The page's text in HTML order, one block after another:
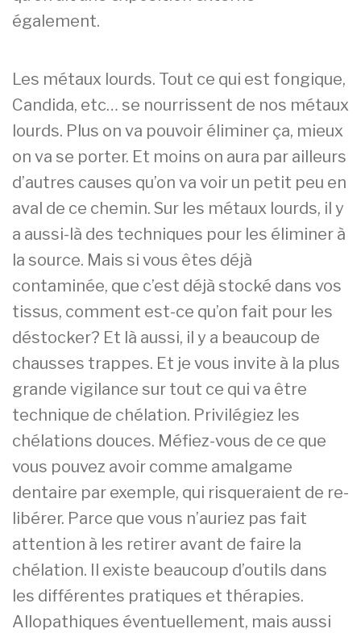
également.
Les métaux lourds. Tout ce qui est fongique,
Candida, etc… se nourrissent de nos métaux
lourds. Plus on va pouvoir éliminer ça, mieux
on va se porter. Et moins on aura par ailleurs
d’autres causes qu’on va voir un petit peu en
aval de ce chemin. Sur les métaux lourds, il y
a aussi-là des techniques pour les éliminer à
la source. Mais si vous êtes déjà
contaminée, que c’est déjà stocké dans vos
tissus, comment est-ce qu’on fait pour les
déstocker? Et là aussi, il y a beaucoup de
chausses trappes. Et je vous invite à la plus
grande vigilance sur tout ce qui va être
technique de chélation. Privilégiez les
chélations douces. Méfiez-vous de ce que
vous pouvez avoir comme amalgame
dentaire par exemple, qui risqueraient de re-
libérer. Parce que vous n’auriez pas fait
attention à les retirer avant de faire la
chélation. Il existe beaucoup d’outils dans
les différentes pratiques et thérapies.
Allopathiques éventuellement, mais aussi